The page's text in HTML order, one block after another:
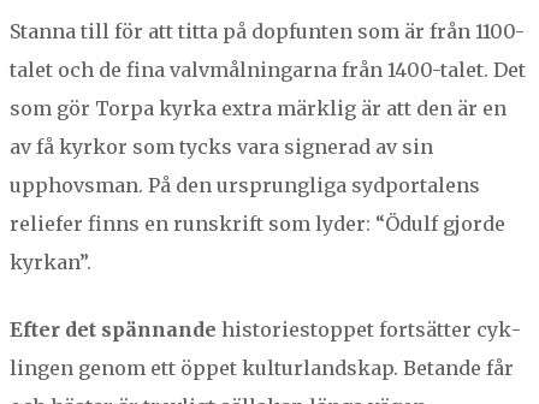
Stan­na till för att tit­ta på dop­fun­ten som är från 1100-
talet och de fina valvmål­ningar­na från 1400-talet. Det
som gör Tor­pa kyr­ka extra märk­lig är att den är en
av få kyrkor som tycks vara sign­er­ad av sin
upphovs­man. På den ursprung­li­ga syd­por­tal­ens
reliefer finns en run­skrift som lyder: “Ödulf gjorde
kyrkan”.
Efter det spän­nande his­to­riestop­pet fort­sätter cyk­
lin­gen genom ett öppet kul­tur­land­skap. Betande får